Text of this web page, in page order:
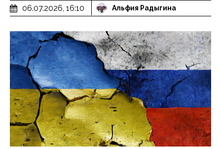
06.07.2026, 16:10 Альфия Радыгина